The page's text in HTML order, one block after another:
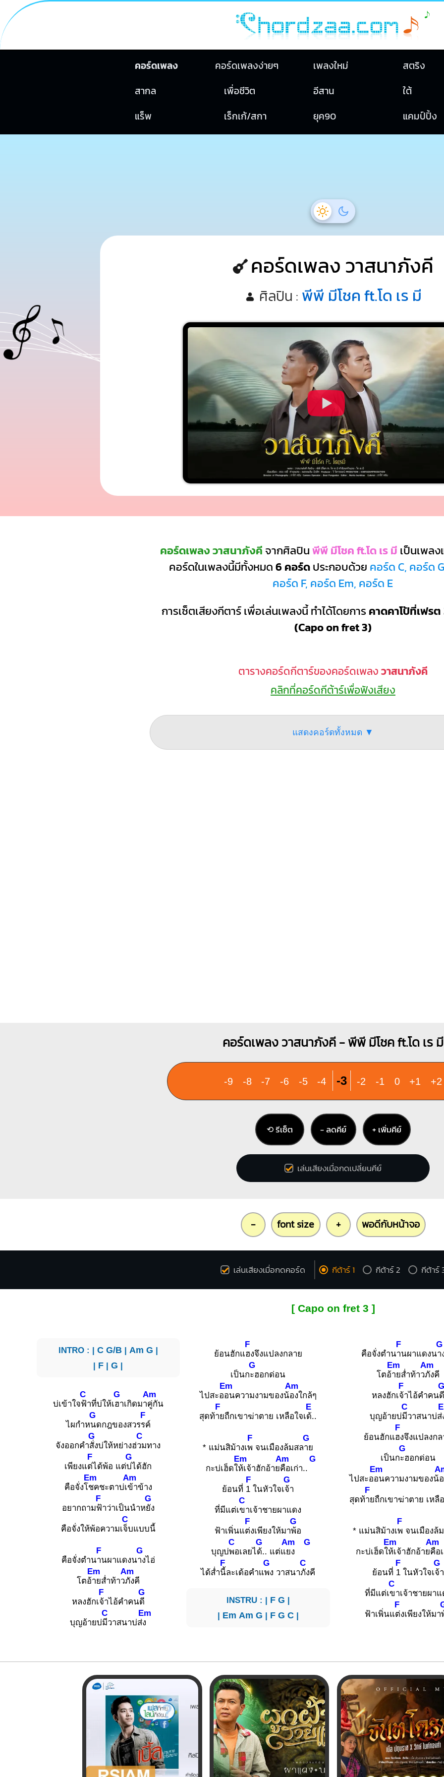
คอร์ดเพลง คอร์ดเพลงง่ายๆ เพลงใหม่
สตริง
สากล
เพื่อชีวิต อีสาน
ใต้
แร็พ
เร็กเก้/สกา ยุค90 แคมป์ปิ้ง
คอร์ดเพลง วาสนาภังคี
ศิลปิน : พีพี มีโชค ft.โด เร มี
คอร์ดเพลง วาสนาภังคี จากศิลปินพีพี มีโชค ft.โด เร มี เป็นเพล
คอร์ดในเพลงนี้มีทั้งหมด6 คอร์ดประกอบด้วย คอร์ด C, คอร์ด
คอร์ด F, คอร์ด Em, คอร์ด E
การเซ็ตเสียงกีตาร์ เพื่อเล่นเพลงนี้ ทำได้โดยการ คาดคาโป้ที่เฟร
(Capo on fret 3)
ตารางคอร์ดกีตาร์ของคอร์ดเพลงวาสนาภังคี
คลิกที่คอร์ดกีต้าร์เพื่อฟังเสียง
แสดงคอร์ดทั้งหมด ▼
คอร์ดเพลง วาสนาภังคี - พีพี มีโชค ft.โด เร มี
-9 -8 -7 -6 -5 -4 -3 -2 -1 0 +1 +2
⟲ รีเซ็ต − ลดคีย์ + เพิ่มคีย์
เล่นเสียงเมื่อกดเปลี่ยนคีย์
- font size + พอดีกับหน้าจอ
เล่นเสียงเมื่อกดคอร์ด กีต้าร์ 1 กีต้าร์ 2 กีต้าร์
[ Capo on fret 3 ]
INTRO : | C G/B| Am G |
| F |G |
บ่เข้าใจ
C
ฟ้าที่บ่ให้เ
G
ฮาเกิดมา
Am
คู่กัน
ไผกำห
G
นดกฎของสวร
F
รค์
จังออกคำ
G
สั่งบ่ให้หย่างฮ่
C
วมทาง
เพียงแ
F
ต่ได้พ้อ แต่
G
บ่ได้ฮัก
คือจั่งโ
Em
ชคชะตาบ่เ
Am
ข้าข้าง
อยากถาม
F
ฟ้าว่าเป็นนำห
G
ยัง
คือจั่งให้พ้อความเ
C
จ็บแบบนี้
คือจั่งตำน
F
านผาแดงน
G
างไอ่
โตอ้
Em
ายส่ำท้าว
Am
ภังคี
หลงฮักเ
F
จ้าไอ้คำคน
G
ดี
บุญอ้ายบ่
C
มีวาสนาบ่ส่
Em
ง
ย้อนฮักแ
F
ฮงจึงแปลงกลาย
เป็นก
G
ะฮอกด่อน
ไปสะอ
Em
อนความงามของน้
Am
องใกล้ๆ
สุดท้
F
ายถืกเขาฆ่าตาย เหลือใจเ
E
ด้..
* แม่นสิม้างเ
F
พ จนเมืองล้มสล
G
าย
กะบ่เฮ็ดใ
Em
ห้เจ้าฮักอ้าย
Am
คือเก่า..
G
ย้อนที่
F
1 ในหัวใจเ
G
จ้า
ที่มีแต่เ
C
ขาเจ้าชายผาแดง
ฟ้าเพิ่นแ
F
ต่งเพียงให้มา
G
พ้อ
บุญบ่
C
พอเลยไ
G
ด้.. แต่แ
Am
ยง
G
ได้ส่ำ
F
นี้ละเด้อคำแ
G
พง วาสนา
C
ภังคี
INSTRU : | F G |
| Em Am G | F G C|
คือจั่งตำน
F
านผาแดงน
G
า
โตอ้
Em
ายส่ำท้าว
Am
ภังคี
หลงฮักเ
F
จ้าไอ้คำคน
G
ดี
บุญอ้ายบ่
C
มีวาสนาบ่ส่
ย้อนฮักแ
F
ฮงจึงแปลงก
เป็นก
G
ะฮอกด่อน
ไปสะอ
Em
อนความงามของน้
สุดท้
F
ายถืกเขาฆ่าตาย เหลื
* แม่นสิม้างเ
F
พ จนเมืองล้
กะบ่เฮ็ดใ
Em
ห้เจ้าฮักอ้าย
Am
คือ
ย้อนที่
F
1 ในหัวใจเ
G
จ้า
ที่มีแต่เ
C
ขาเจ้าชายผาแ
ฟ้าเพิ่นแ
F
ต่งเพียงให้มา